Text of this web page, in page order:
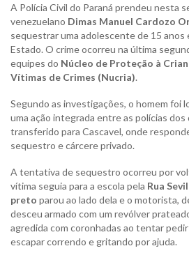
A Polícia Civil do Paraná prendeu nesta
venezuelano Dimas Manuel Cardozo
sequestrar uma adolescente de 15 anos
Estado. O crime ocorreu na última
equipes do Núcleo de Proteção à
Vítimas de Crimes (Nucria).
Segundo as investigações, o homem foi
uma ação integrada entre as polícias dos
transferido para Cascavel, onde
sequestro e cárcere privado.
A tentativa de sequestro ocorreu por
vítima seguia para a escola pela Rua
preto parou ao lado dela e o motorista,
desceu armado com um revólver
agredida com coronhadas ao tentar
escapar correndo e gritando por ajuda.